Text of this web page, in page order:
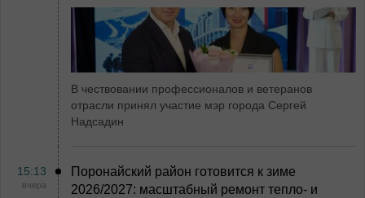
В чествовании профессионалов и ветеранов
отрасли принял участие мэр города Сергей
Надсадин
15:13
вчера
Поронайский район готовится к зиме
2026/2027: масштабный ремонт тепло- и